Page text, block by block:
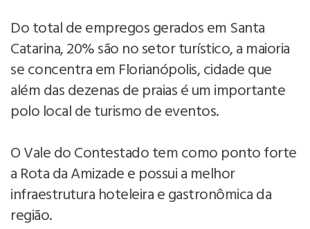
Do total de empregos gerados em Santa
Catarina, 20% são no setor turístico, a maioria
se concentra em Florianópolis, cidade que
além das dezenas de praias é um importante
polo local de turismo de eventos.
O Vale do Contestado tem como ponto forte
a Rota da Amizade e possui a melhor
infraestrutura hoteleira e gastronômica da
região.